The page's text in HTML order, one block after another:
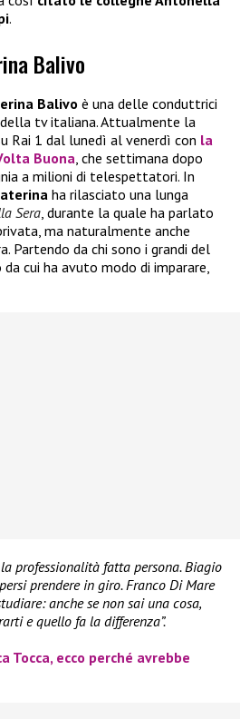
.
Balivo
Balivo è una delle conduttrici
tv italiana. Attualmente la
Rai 1 dal lunedì al venerdì con la
Buona, che settimana dopo
a milioni di telespettatori. In
ha rilasciato una lunga
Sera, durante la quale ha parlato
ma naturalmente anche
Partendo da chi sono i grandi del
cui ha avuto modo di imparare,
professionalità fatta persona. Biagio
prendere in giro. Franco Di Mare
anche se non sai una cosa,
e quello fa la differenza”.
Tocca, ecco perché avrebbe